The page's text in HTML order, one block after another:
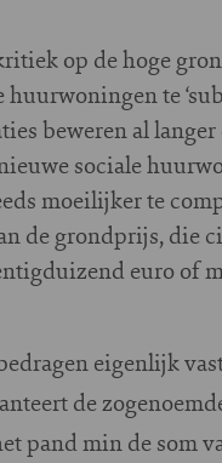
op de hoge
te
beweren al
sociale
moeilijker te
de grondprijs, die
euro of
eigenlijk
de
pand min de som